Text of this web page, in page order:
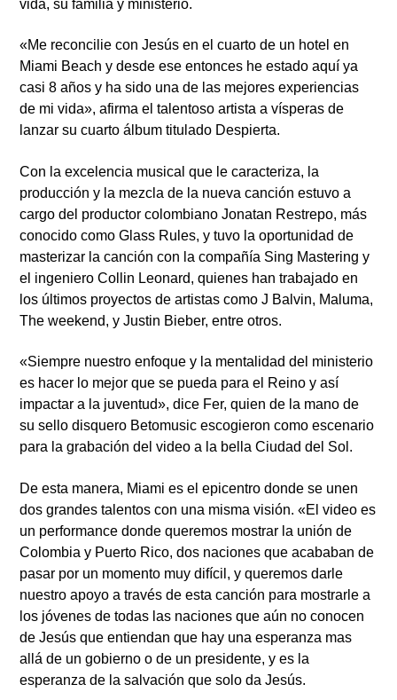
vida, su familia y ministerio.
«Me reconcilie con Jesús en el cuarto de un hotel en
Miami Beach y desde ese entonces he estado aquí ya
casi 8 años y ha sido una de las mejores experiencias
de mi vida», afirma el talentoso artista a vísperas de
lanzar su cuarto álbum titulado Despierta.
Con la excelencia musical que le caracteriza, la
producción y la mezcla de la nueva canción estuvo a
cargo del productor colombiano Jonatan Restrepo, más
conocido como Glass Rules, y tuvo la oportunidad de
masterizar la canción con la compañía Sing Mastering y
el ingeniero Collin Leonard, quienes han trabajado en
los últimos proyectos de artistas como J Balvin, Maluma,
The weekend, y Justin Bieber, entre otros.
«Siempre nuestro enfoque y la mentalidad del ministerio
es hacer lo mejor que se pueda para el Reino y así
impactar a la juventud», dice Fer, quien de la mano de
su sello disquero Betomusic escogieron como escenario
para la grabación del video a la bella Ciudad del Sol.
De esta manera, Miami es el epicentro donde se unen
dos grandes talentos con una misma visión. «El video es
un performance donde queremos mostrar la unión de
Colombia y Puerto Rico, dos naciones que acababan de
pasar por un momento muy difícil, y queremos darle
nuestro apoyo a través de esta canción para mostrarle a
los jóvenes de todas las naciones que aún no conocen
de Jesús que entiendan que hay una esperanza mas
allá de un gobierno o de un presidente, y es la
esperanza de la salvación que solo da Jesús.